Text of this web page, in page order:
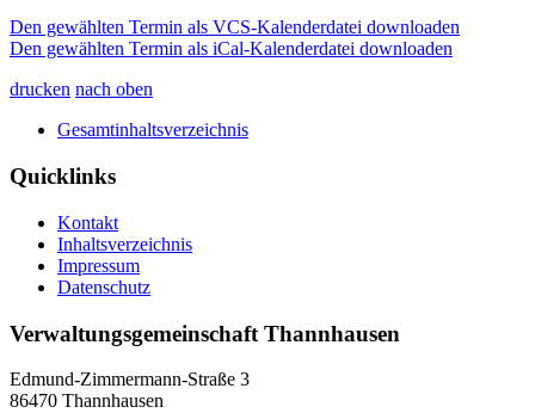
Den gewählten Termin als VCS-Kalenderdatei downloaden
Den gewählten Termin als iCal-Kalenderdatei downloaden
drucken nach oben
Gesamtinhaltsverzeichnis
Quicklinks
Kontakt
Inhaltsverzeichnis
Impressum
Datenschutz
Verwaltungsgemeinschaft Thannhausen
Edmund-Zimmermann-Straße 3
86470 Thannhausen